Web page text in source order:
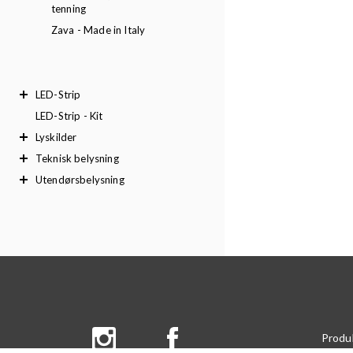
tenning
Zava - Made in Italy
LED-Strip
LED-Strip - Kit
Lyskilder
Teknisk belysning
Utendørsbelysning